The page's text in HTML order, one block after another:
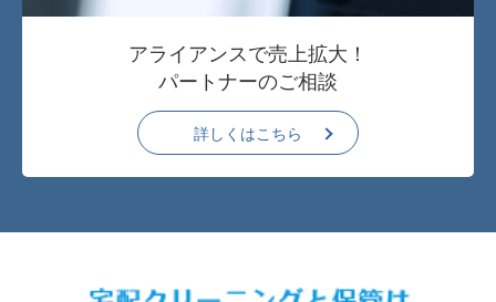
アライアンスで売上拡大！
パートナーのご相談
詳しくはこちら